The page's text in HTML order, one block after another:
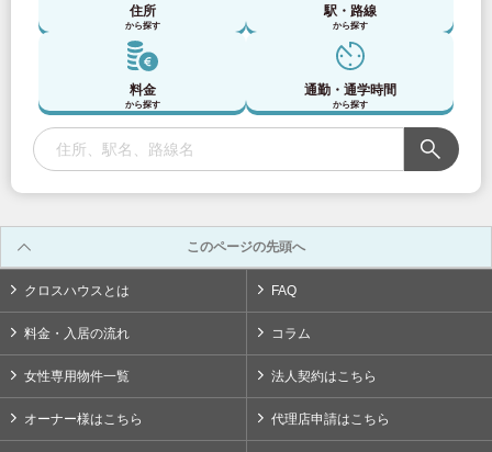
住所
から探す
駅・路線
から探す
料金
から探す
通勤・通学時間
から探す
お部屋探しのお客様専用
03-6712-4346
03-6712-4344
このページの先頭へ
クロスハウスとは FAQ
料金・入居の流れ コラム
女性専用物件一覧 法人契約はこちら
オーナー様はこちら 代理店申請はこちら